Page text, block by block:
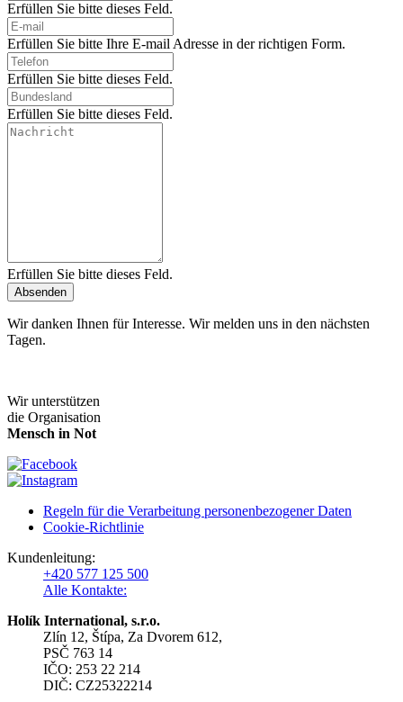
Erfüllen Sie bitte dieses Feld.
Erfüllen Sie bitte Ihre E-mail Adresse in der richtigen Form.
Erfüllen Sie bitte dieses Feld.
Erfüllen Sie bitte dieses Feld.
Erfüllen Sie bitte dieses Feld.
Absenden
Wir danken Ihnen für Interesse. Wir melden uns in den nächsten
Tagen.
Wir unterstützen
die Organisation
Mensch in Not
Regeln für die Verarbeitung personenbezogener Daten
Cookie-Richtlinie
Kundenleitung:
+420 577 125 500
Alle Kontakte:
Holík International, s.r.o.
Zlín 12, Štípa, Za Dvorem 612,
PSČ 763 14
IČO: 253 22 214
DIČ: CZ25322214